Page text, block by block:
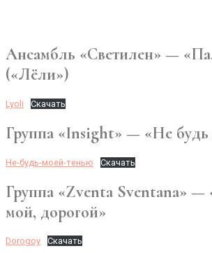
Ансамбль «Светилен» —
(«Лёли»)
Lyoli Скачать
Группа «Insight» — «Не будь
Не-будь-моей-тенью Скачать
Группа «Zventa Sventana» —
мой, дорогой»
Dorogoy Скачать